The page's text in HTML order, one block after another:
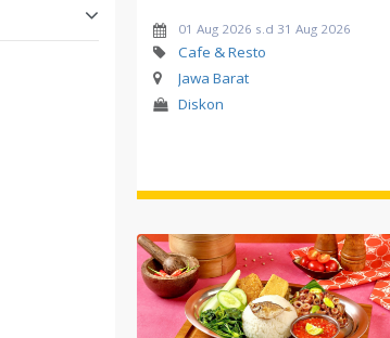
01 Aug 2026 s.d 31 Aug 2026
Cafe & Resto
Jawa Barat
Diskon